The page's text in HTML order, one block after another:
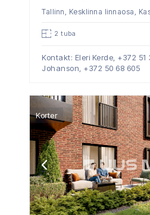
Tallinn, Kesklinna linnaosa,
2 tuba
Kontakt: Eleri Kerde, +372 51
Johanson, +372 50 68 605
Korter